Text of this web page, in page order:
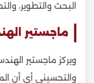
البحث والتطوير،
ماجستير
ويركز ماجستير
والتحسيني أي أن